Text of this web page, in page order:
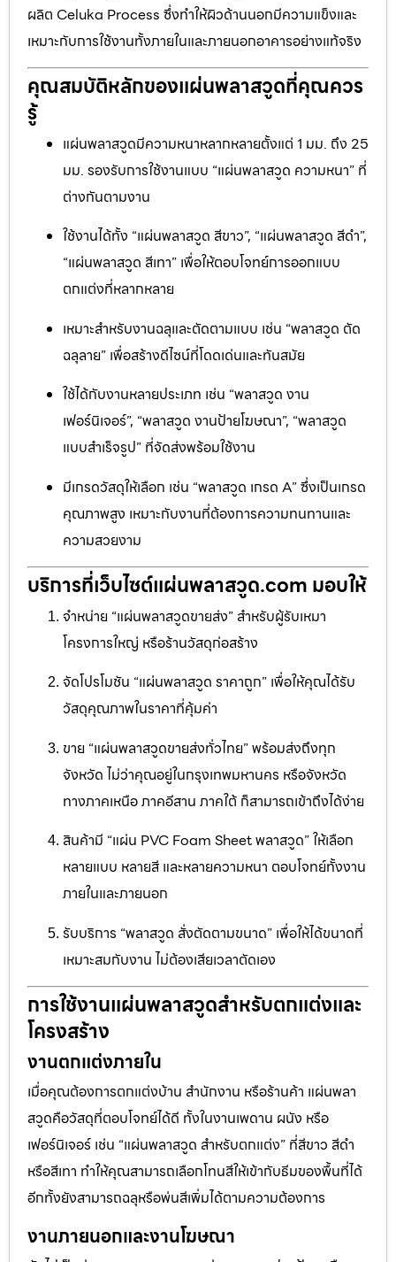
ผลิต Celuka Process ซึ่งทำให้ผิวด้านนอกมีความแข็งและ
เหมาะกับการใช้งานทั้งภายในและภายนอกอาคารอย่างแท้จริง
คุณสมบัติหลักของแผ่นพลาสวูดที่คุณควร
รู้
แผ่นพลาสวูดมีความหนาหลากหลายตั้งแต่ 1 มม. ถึง 25
มม. รองรับการใช้งานแบบ “แผ่นพลาสวูด ความหนา” ที่
ต่างกันตามงาน
ใช้งานได้ทั้ง “แผ่นพลาสวูด สีขาว”, “แผ่นพลาสวูด สีดำ”,
“แผ่นพลาสวูด สีเทา” เพื่อให้ตอบโจทย์การออกแบบ
ตกแต่งที่หลากหลาย
เหมาะสำหรับงานฉลุและตัดตามแบบ เช่น “พลาสวูด ตัด
ฉลุลาย” เพื่อสร้างดีไซน์ที่โดดเด่นและทันสมัย
ใช้ได้กับงานหลายประเภท เช่น “พลาสวูด งาน
เฟอร์นิเจอร์”, “พลาสวูด งานป้ายโฆษณา”, “พลาสวูด
แบบสำเร็จรูป” ที่จัดส่งพร้อมใช้งาน
มีเกรดวัสดุให้เลือก เช่น “พลาสวูด เกรด A” ซึ่งเป็นเกรด
คุณภาพสูง เหมาะกับงานที่ต้องการความทนทานและ
ความสวยงาม
บริการที่เว็บไซต์แผ่นพลาสวูด.com มอบให้
จำหน่าย “แผ่นพลาสวูดขายส่ง” สำหรับผู้รับเหมา
โครงการใหญ่ หรือร้านวัสดุก่อสร้าง
จัดโปรโมชัน “แผ่นพลาสวูด ราคาถูก” เพื่อให้คุณได้รับ
วัสดุคุณภาพในราคาที่คุ้มค่า
ขาย “แผ่นพลาสวูดขายส่งทั่วไทย” พร้อมส่งถึงทุก
จังหวัด ไม่ว่าคุณอยู่ในกรุงเทพมหานคร หรือจังหวัด
ทางภาคเหนือ ภาคอีสาน ภาคใต้ ก็สามารถเข้าถึงได้ง่าย
สินค้ามี “แผ่น PVC Foam Sheet พลาสวูด” ให้เลือก
หลายแบบ หลายสี และหลายความหนา ตอบโจทย์ทั้งงาน
ภายในและภายนอก
รับบริการ “พลาสวูด สั่งตัดตามขนาด” เพื่อให้ได้ขนาดที่
เหมาะสมกับงาน ไม่ต้องเสียเวลาตัดเอง
การใช้งานแผ่นพลาสวูดสำหรับตกแต่งและ
โครงสร้าง
งานตกแต่งภายใน
เมื่อคุณต้องการตกแต่งบ้าน สำนักงาน หรือร้านค้า แผ่นพลา
สวูดคือวัสดุที่ตอบโจทย์ได้ดี ทั้งในงานเพดาน ผนัง หรือ
เฟอร์นิเจอร์ เช่น “แผ่นพลาสวูด สำหรับตกแต่ง” ที่สีขาว สีดำ
หรือสีเทา ทำให้คุณสามารถเลือกโทนสีให้เข้ากับธีมของพื้นที่ได้
อีกทั้งยังสามารถฉลุหรือพ่นสีเพิ่มได้ตามความต้องการ
งานภายนอกและงานโฆษณา